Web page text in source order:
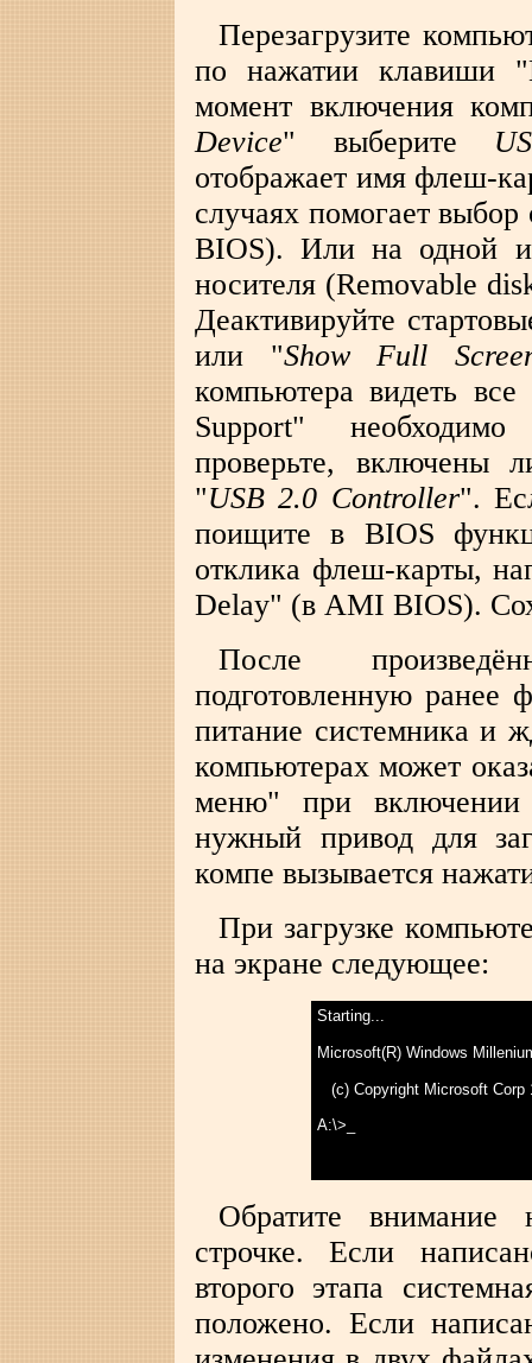
Перезагрузите
по нажатии клавиши
момент включения
Device" выберите
отображает имя флеш-
случаях помогает
BIOS). Или на одной
носителя (Removable
Деактивируйте
или "Show Full
компьютера видеть
Support"
проверьте, включены
"USB 2.0 Controller".
поищите в BIOS
отклика флеш-карты,
Delay" (в AMI BIOS).
После
подготовленную ранее
питание системника и
компьютерах может
меню" при
нужный привод для
компе вызывается
При загрузке
на экране следующее:
Starting...
Microsoft(R) Windows
(c) Copyright Microsoft Corp
A:\>_
Обратите
строчке. Если
второго этапа
положено. Если